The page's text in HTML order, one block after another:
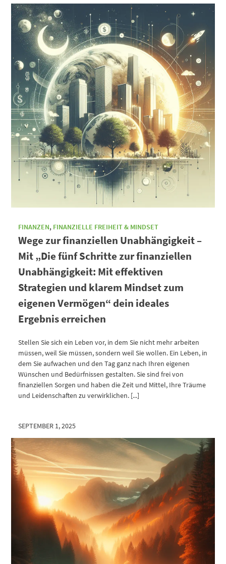
FINANZEN, FINANZIELLE FREIHEIT & MINDSET
Wege zur finanziellen Unabhängigkeit –
Mit „Die fünf Schritte zur finanziellen
Unabhängigkeit: Mit effektiven
Strategien und klarem Mindset zum
eigenen Vermögen“ dein ideales
Ergebnis erreichen
Stellen Sie sich ein Leben vor, in dem Sie nicht mehr arbeiten
müssen, weil Sie müssen, sondern weil Sie wollen. Ein Leben, in
dem Sie aufwachen und den Tag ganz nach Ihren eigenen
Wünschen und Bedürfnissen gestalten. Sie sind frei von
finanziellen Sorgen und haben die Zeit und Mittel, Ihre Träume
und Leidenschaften zu verwirklichen. [...]
SEPTEMBER 1, 2025